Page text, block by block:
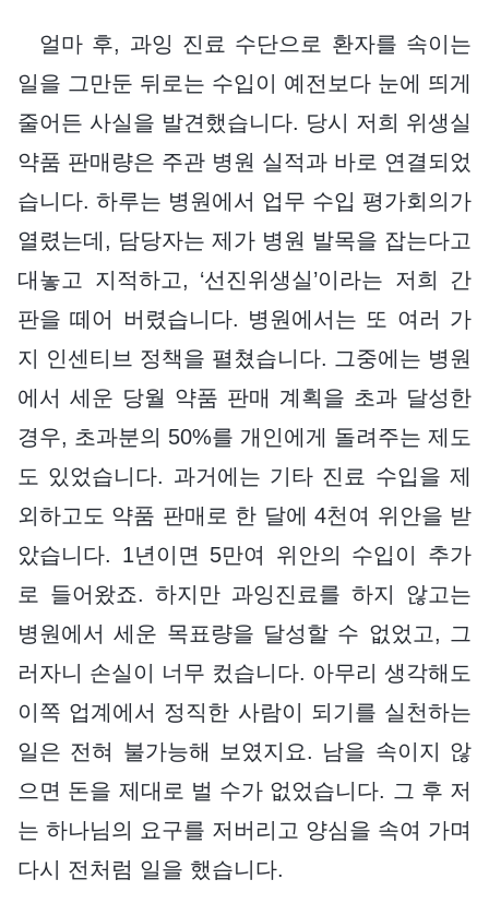
얼마 후, 과잉 진료 수단으로 환자를 속이는
일을 그만둔 뒤로는 수입이 예전보다 눈에 띄게
줄어든 사실을 발견했습니다. 당시 저희 위생실
약품 판매량은 주관 병원 실적과 바로 연결되었
습니다. 하루는 병원에서 업무 수입 평가회의가
열렸는데, 담당자는 제가 병원 발목을 잡는다고
대놓고 지적하고, ‘선진위생실’이라는 저희 간
판을 떼어 버렸습니다. 병원에서는 또 여러 가
지 인센티브 정책을 펼쳤습니다. 그중에는 병원
에서 세운 당월 약품 판매 계획을 초과 달성한
경우, 초과분의 50%를 개인에게 돌려주는 제도
도 있었습니다. 과거에는 기타 진료 수입을 제
외하고도 약품 판매로 한 달에 4천여 위안을 받
았습니다. 1년이면 5만여 위안의 수입이 추가
로 들어왔죠. 하지만 과잉진료를 하지 않고는
병원에서 세운 목표량을 달성할 수 없었고, 그
러자니 손실이 너무 컸습니다. 아무리 생각해도
이쪽 업계에서 정직한 사람이 되기를 실천하는
일은 전혀 불가능해 보였지요. 남을 속이지 않
으면 돈을 제대로 벌 수가 없었습니다. 그 후 저
는 하나님의 요구를 저버리고 양심을 속여 가며
다시 전처럼 일을 했습니다.